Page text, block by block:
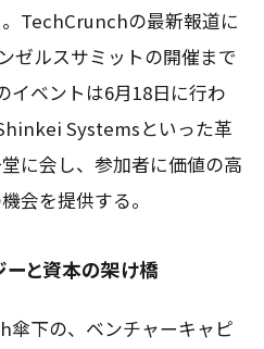
TechCrunchの最新報道に
ゼルスサミットの開催まで
ベントは6月18日に行わ
Systemsといった革
に会し、参加者に価値の高
会を提供する。
ーと資本の架け橋
下の、ベンチャーキャピ